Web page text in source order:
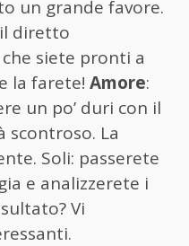
un grande favore.
diretto
siete pronti a
la farete! Amore:
un po’ duri con il
scontroso. La
Soli: passerete
e analizzerete i
Vi